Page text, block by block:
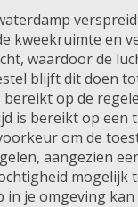
kweekruimte en
waardoor de
blijft dit doen
op de
is bereikt op een
om de
aangezien
mogelijk
in je omgeving